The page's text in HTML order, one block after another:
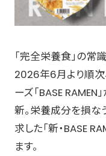
「完全栄養食」の常
2026年6月より順次
ーズ「BASE RAMEN
新。栄養成分を損な
求した「新・BASE
ます。